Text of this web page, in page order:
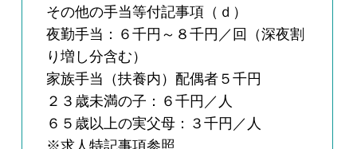
その他の手当等付記事項（ｄ）
夜勤手当：６千円～８千円／回（深夜割
り増し分含む）
家族手当（扶養内）配偶者５千円
２３歳未満の子：６千円／人
６５歳以上の実父母：３千円／人